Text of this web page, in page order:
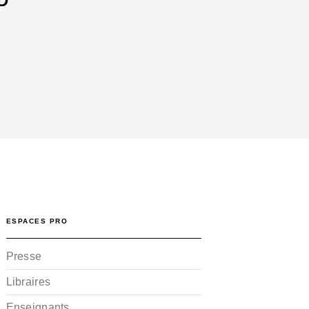
ESPACES PRO
Presse
Libraires